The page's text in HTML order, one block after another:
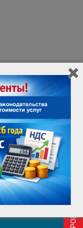
ПРОВЕРИТЬ ВОЗМОЖНОСТЬ ПОДКЛЮЧЕНИЯ